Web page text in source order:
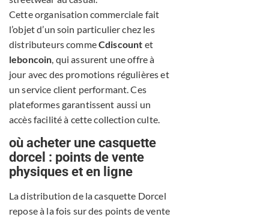
Cette organisation commerciale fait
l’objet d’un soin particulier chez les
distributeurs commeCdiscount et
leboncoin , qui assurent une offre à
jour avec des promotions régulières et
un service client performant. Ces
plateformes garantissent aussi un
accès facilité à cette collection culte.
où acheter une casquette
dorcel : points de vente
physiques et en ligne
La distribution de la casquette Dorcel
repose à la fois sur des points de vente